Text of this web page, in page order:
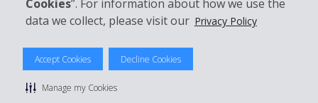
Cookies”. For information about how we use the
data we collect, please visit our Privacy Policy
Accept Cookies Decline Cookies
Manage my Cookies
© 2026 The Hertz System, Inc.
Datenschutzrichtlinie | Nutzungsbedingungen
Sitemap Cookies verwalten